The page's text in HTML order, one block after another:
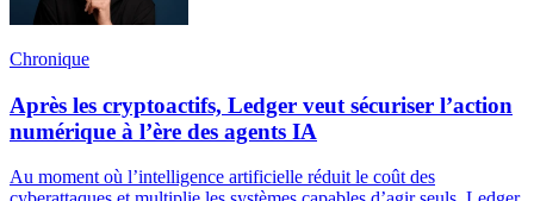
Chronique
Après les cryptoactifs, Ledger veut sécuriser l’action
numérique à l’ère des agents IA
Au moment où l’intelligence artificielle réduit le coût des